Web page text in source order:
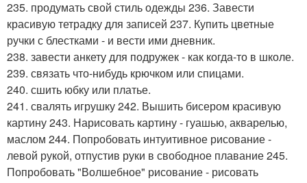
235. продумать свой стиль одежды 236. Завести
красивую тетрадку для записей 237. Купить цветные
ручки с блестками - и вести ими дневник.
238. завести анкету для подружек - как когда-то в школе.
239. связать что-нибудь крючком или спицами.
240. сшить юбку или платье.
241. свалять игрушку 242. Вышить бисером красивую
картину 243. Нарисовать картину - гуашью, акварелью,
маслом 244. Попробовать интуитивное рисование -
левой рукой, отпустив руки в свободное плавание 245.
Попробовать "Волшебное" рисование - рисовать